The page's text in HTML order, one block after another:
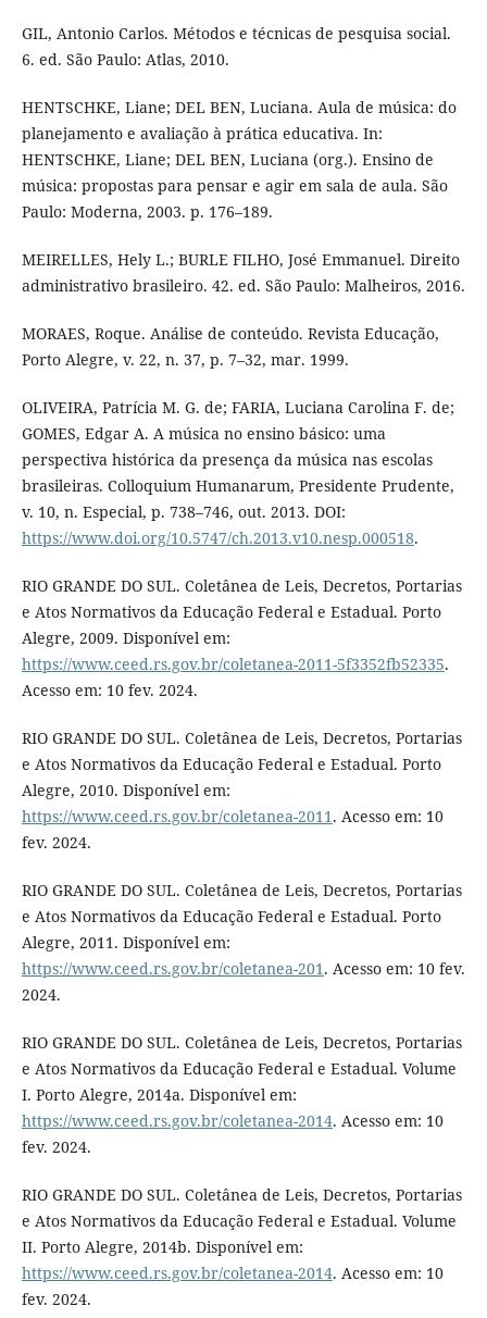
GIL, Antonio Carlos. Métodos e técnicas de pesquisa social.
6. ed. São Paulo: Atlas, 2010.
HENTSCHKE, Liane; DEL BEN, Luciana. Aula de música: do
planejamento e avaliação à prática educativa. In:
HENTSCHKE, Liane; DEL BEN, Luciana (org.). Ensino de
música: propostas para pensar e agir em sala de aula. São
Paulo: Moderna, 2003. p. 176–189.
MEIRELLES, Hely L.; BURLE FILHO, José Emmanuel. Direito
administrativo brasileiro. 42. ed. São Paulo: Malheiros, 2016.
MORAES, Roque. Análise de conteúdo. Revista Educação,
Porto Alegre, v. 22, n. 37, p. 7–32, mar. 1999.
OLIVEIRA, Patrícia M. G. de; FARIA, Luciana Carolina F. de;
GOMES, Edgar A. A música no ensino básico: uma
perspectiva histórica da presença da música nas escolas
brasileiras. Colloquium Humanarum, Presidente Prudente,
v. 10, n. Especial, p. 738–746, out. 2013. DOI:
https://www.doi.org/10.5747/ch.2013.v10.nesp.000518.
RIO GRANDE DO SUL. Coletânea de Leis, Decretos, Portarias
e Atos Normativos da Educação Federal e Estadual. Porto
Alegre, 2009. Disponível em:
https://www.ceed.rs.gov.br/coletanea-2011-5f3352fb52335.
Acesso em: 10 fev. 2024.
RIO GRANDE DO SUL. Coletânea de Leis, Decretos, Portarias
e Atos Normativos da Educação Federal e Estadual. Porto
Alegre, 2010. Disponível em:
https://www.ceed.rs.gov.br/coletanea-2011 . Acesso em: 10
fev. 2024.
RIO GRANDE DO SUL. Coletânea de Leis, Decretos, Portarias
e Atos Normativos da Educação Federal e Estadual. Porto
Alegre, 2011. Disponível em:
https://www.ceed.rs.gov.br/coletanea-201 . Acesso em: 10 fev.
2024.
RIO GRANDE DO SUL. Coletânea de Leis, Decretos, Portarias
e Atos Normativos da Educação Federal e Estadual. Volume
I. Porto Alegre, 2014a. Disponível em:
https://www.ceed.rs.gov.br/coletanea-2014. Acesso em: 10
fev. 2024.
RIO GRANDE DO SUL. Coletânea de Leis, Decretos, Portarias
e Atos Normativos da Educação Federal e Estadual. Volume
II. Porto Alegre, 2014b. Disponível em:
https://www.ceed.rs.gov.br/coletanea-2014. Acesso em: 10
fev. 2024.